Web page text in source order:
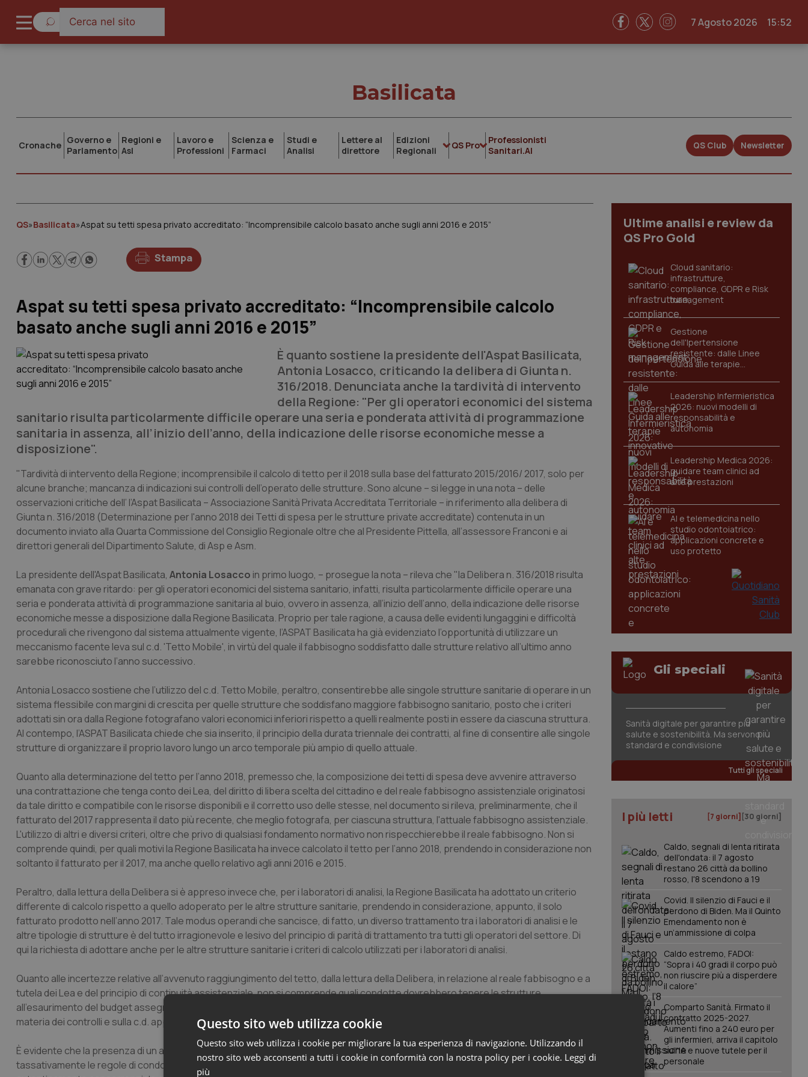
7 Agosto 2026 15:52
Basilicata
Cronache Governo e
Parlamento
Regioni e
Asl
Lavoro e
Professioni
Scienza e
Farmaci
Studi e
Analisi
Lettere al
direttore
Edizioni
Regionali
QS Pro
Professionisti
Sanitari.AI
QS Club Newsletter
QS»Basilicata»Aspat su tetti spesa privato accreditato: “Incomprensibile calcolo basato anche sugli anni 2016 e 2015”
Stampa
Aspat su tetti spesa privato accreditato: “Incomprensibile calcolo
basato anche sugli anni 2016 e 2015”
È quanto sostiene la presidente dell'Aspat Basilicata,
Antonia Losacco, criticando la delibera di Giunta n.
316/2018. Denunciata anche la tardività di intervento
della Regione: "Per gli operatori economici del sistema
sanitario risulta particolarmente difficile operare una seria e ponderata attività di programmazione
sanitaria in assenza, all’inizio dell’anno, della indicazione delle risorse economiche messe a
disposizione".
"Tardività di intervento della Regione; incomprensibile il calcolo di tetto per il 2018 sulla base del fatturato 2015/2016/ 2017, solo per
alcune branche; mancanza di indicazioni sui controlli dell’operato delle strutture. Sono alcune – si legge in una nota – delle
osservazioni critiche dell’ l’Aspat Basilicata – Associazione Sanità Privata Accreditata Territoriale – in riferimento alla delibera di
Giunta n. 316/2018 (Determinazione per l'anno 2018 dei Tetti di spesa per le strutture private accreditate) contenuta in un
documento inviato alla Quarta Commissione del Consiglio Regionale oltre che al Presidente Pittella, all’assessore Franconi e ai
direttori generali del Dipartimento Salute, di Asp e Asm.
La presidente dell'Aspat Basilicata, Antonia Losacco in primo luogo, – prosegue la nota – rileva che "la Delibera n. 316/2018 risulta
emanata con grave ritardo: per gli operatori economici del sistema sanitario, infatti, risulta particolarmente difficile operare una
seria e ponderata attività di programmazione sanitaria al buio, ovvero in assenza, all’inizio dell’anno, della indicazione delle risorse
economiche messe a disposizione dalla Regione Basilicata. Proprio per tale ragione, a causa delle evidenti lungaggini e difficoltà
procedurali che rivengono dal sistema attualmente vigente, l’ASPAT Basilicata ha già evidenziato l’opportunità di utilizzare un
meccanismo facente leva sul c.d. 'Tetto Mobile', in virtù del quale il fabbisogno soddisfatto dalle strutture relativo all’ultimo anno
sarebbe riconosciuto l’anno successivo.
Antonia Losacco sostiene che l’utilizzo del c.d. Tetto Mobile, peraltro, consentirebbe alle singole strutture sanitarie di operare in un
sistema flessibile con margini di crescita per quelle strutture che soddisfano maggiore fabbisogno sanitario, posto che i criteri
adottati sin ora dalla Regione fotografano valori economici inferiori rispetto a quelli realmente posti in essere da ciascuna struttura.
Al contempo, l’ASPAT Basilicata chiede che sia inserito, il principio della durata triennale dei contratti, al fine di consentire alle singole
strutture di organizzare il proprio lavoro lungo un arco temporale più ampio di quello attuale.
Quanto alla determinazione del tetto per l’anno 2018, premesso che, la composizione dei tetti di spesa deve avvenire attraverso
una contrattazione che tenga conto dei Lea, del diritto di libera scelta del cittadino e del reale fabbisogno assistenziale originatosi
da tale diritto e compatibile con le risorse disponibili e il corretto uso delle stesse, nel documento si rileva, preliminarmente, che il
fatturato del 2017 rappresenta il dato più recente, che meglio fotografa, per ciascuna struttura, l'attuale fabbisogno assistenziale.
L'utilizzo di altri e diversi criteri, oltre che privo di qualsiasi fondamento normativo non rispecchierebbe il reale fabbisogno. Non si
comprende quindi, per quali motivi la Regione Basilicata ha invece calcolato il tetto per l’anno 2018, prendendo in considerazione non
soltanto il fatturato per il 2017, ma anche quello relativo agli anni 2016 e 2015.
Peraltro, dalla lettura della Delibera si è appreso invece che, per i laboratori di analisi, la Regione Basilicata ha adottato un criterio
differente di calcolo rispetto a quello adoperato per le altre strutture sanitarie, prendendo in considerazione, appunto, il solo
fatturato prodotto nell’anno 2017. Tale modus operandi che sancisce, di fatto, un diverso trattamento tra i laboratori di analisi e le
altre tipologie di strutture è del tutto irragionevole e lesivo del principio di parità di trattamento tra tutti gli operatori del settore. Di
qui la richiesta di adottare anche per le altre strutture sanitarie i criteri di calcolo utilizzati per i laboratori di analisi.
Quanto alle incertezze relative all’avvenuto raggiungimento del tetto, dalla lettura della Delibera, in relazione al reale fabbisogno e a
tutela dei Lea e del principio di continuità assistenziale, non si comprende quali condotte dovrebbero tenere le strutture
all'esaurimento del budget assegnato. L’ASPAT, ha chiesto inoltre chiarimenti precisi ed univoci da parte della Regione Basilicata sulla
materia dei controlli e sulla c.d. appropriatezza dell’operato delle strutture.
È evidente che la presenza di un adeguato sistema di controlli, in uno con una definizione, a monte, delle regole volte a definire
tassativamente le regole di condotta strutture consentirebbe a ciascun operatore di svolgere la propria attività in un sistema
Ultime analisi e review da
QS Pro Gold
Cloud sanitario:
infrastrutture,
compliance, GDPR e Risk
management
Gestione
dell'Ipertensione
resistente: dalle Linee
Guida alle terapie
innovative
Leadership Infermieristica
2026: nuovi modelli di
responsabilità e
autonomia
Leadership Medica 2026:
guidare team clinici ad
alte prestazioni
AI e telemedicina nello
studio odontoiatrico:
applicazioni concrete e
uso protetto
Gli speciali
Sanità digitale per garantire più
salute e sostenibilità. Ma servono
standard e condivisione
Tutti gli speciali
I più letti [7 giorni] [30 giorni]
Caldo, segnali di lenta ritirata
dell'ondata: il 7 agosto
restano 26 città da bollino
rosso, l'8 scendono a 19
Covid. Il silenzio di Fauci e il
perdono di Biden. Ma il Quinto
Emendamento non è
un’ammissione di colpa
Caldo estremo, FADOI:
“Sopra i 40 gradi il corpo può
non riuscire più a disperdere
il calore”
Comparto Sanità. Firmato il
contratto 2025-2027.
Aumenti fino a 240 euro per
gli infermieri, arriva il capitolo
sull'IA e nuove tutele per il
personale
Questo sito web utilizza cookie
Questo sito web utilizza i cookie per migliorare la tua esperienza di navigazione. Utilizzando il
nostro sito web acconsenti a tutti i cookie in conformità con la nostra policy per i cookie. Leggi di
più